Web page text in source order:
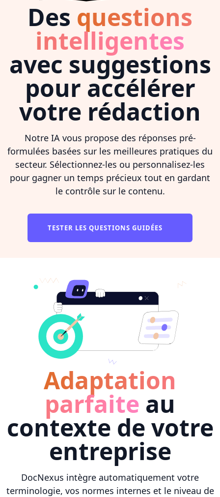
Des questions
intelligentes
avec suggestions
pour accélérer
votre rédaction
Notre IA vous propose des réponses pré-
formulées basées sur les meilleures pratiques du
secteur. Sélectionnez-les ou personnalisez-les
pour gagner un temps précieux tout en gardant
le contrôle sur le contenu.
TESTER LES QUESTIONS GUIDÉES
Adaptation
parfaite au
contexte de votre
entreprise
DocNexus intègre automatiquement votre
terminologie, vos normes internes et le niveau de